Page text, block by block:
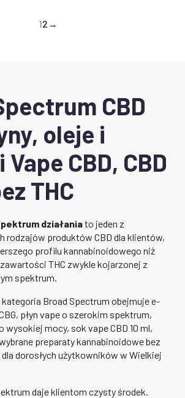
12 →
CBD
oleje i
CBD, CBD
THC
działaniato jeden z
rodzajów produktów CBD dla klientów,
profilu kannabinoidowego niż
THC zwykle kojarzonej z
spektrum.
kategoria Broad Spectrum obejmuje e-
płyn vape o szerokim spektrum,
wysokiej mocy, sok vape CBD 10 ml,
preparaty kannabinoidowe bez
dorosłych użytkowników w Wielkiej
daje klientom czysty środek.